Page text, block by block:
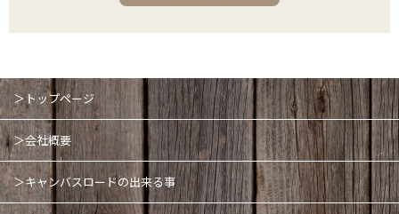
＞トップページ
＞会社概要
＞キャンバスロードの出来る事